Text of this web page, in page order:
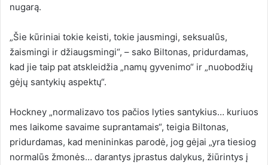
nugarą.
„Šie kūriniai tokie keisti, tokie jausmingi, seksualūs,
žaismingi ir džiaugsmingi“, – sako Biltonas, pridurdamas,
kad jie taip pat atskleidžia „namų gyvenimo“ ir „nuobodžių
gėjų santykių aspektų“.
Hockney „normalizavo tos pačios lyties santykius… kuriuos
mes laikome savaime suprantamais“, teigia Biltonas,
pridurdamas, kad menininkas parodė, jog gėjai „yra tiesiog
normalūs žmonės… darantys įprastus dalykus, žiūrintys į